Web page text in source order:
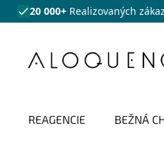
Prejsť na obsah
20 000+ Realizovaných
REAGENCIE BEŽNÁ